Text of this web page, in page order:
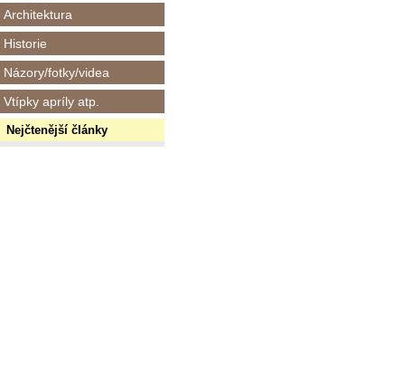
Architektura
Historie
Názory/fotky/videa
Vtípky apríly atp.
Nejčtenější články